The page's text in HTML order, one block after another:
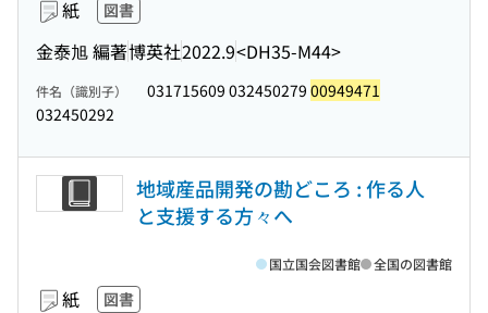
紙 図書
金泰旭 編著博英社2022.9<DH35-M44>
件名（識別子） 031715609 032450279 00949471
032450292
地域産品開発の勘どころ : 作る人
と支援する方々へ
紙 図書
国立国会図書館 全国の図書館